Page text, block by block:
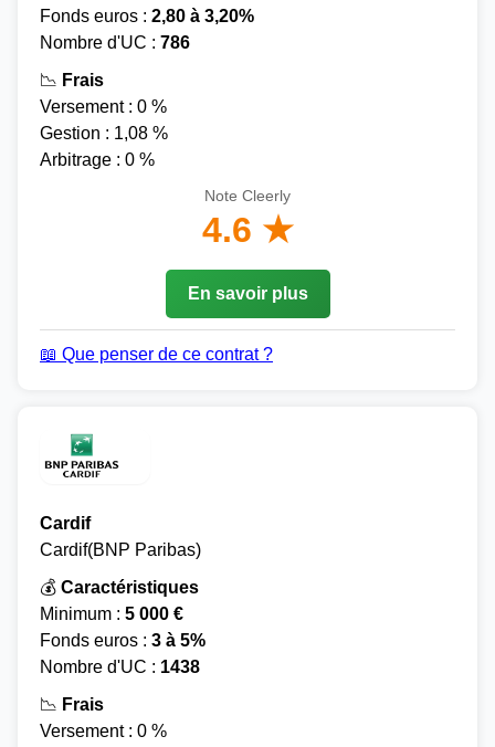
Fonds euros : 2,80 à 3,20%
Nombre d'UC : 786
📉 Frais
Versement : 0 %
Gestion : 1,08 %
Arbitrage : 0 %
Note Cleerly
4.6 ★
En savoir plus
📖 Que penser de ce contrat ?
Cardif
Cardif(BNP Paribas)
💰 Caractéristiques
Minimum : 5 000 €
Fonds euros : 3 à 5%
Nombre d'UC : 1438
📉 Frais
Versement : 0 %